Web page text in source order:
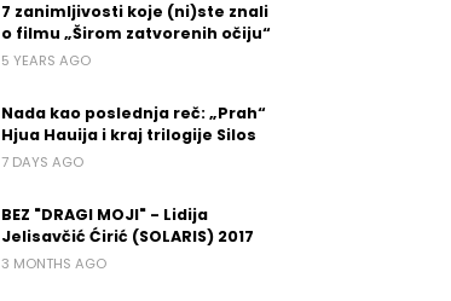
7 zanimljivosti koje (ni)ste znali
o filmu „Širom zatvorenih očiju“
5 YEARS AGO
Nada kao poslednja reč: „Prah“
Hjua Hauija i kraj trilogije Silos
7 DAYS AGO
BEZ "DRAGI MOJI" - Lidija
Jelisavčić Ćirić (SOLARIS) 2017
3 MONTHS AGO